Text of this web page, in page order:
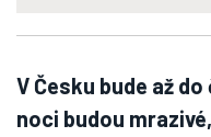
V Česku bude až
noci budou